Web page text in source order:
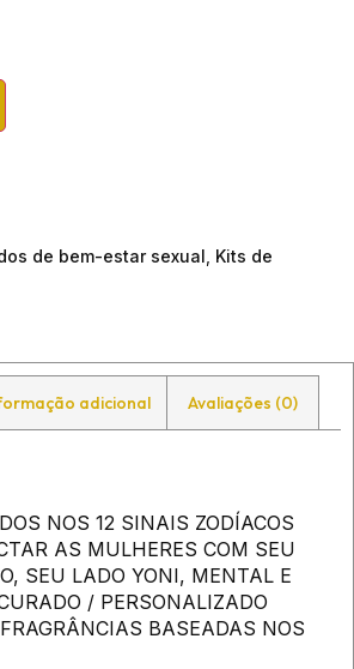
de bem-estar sexual Kits de
adicional Avaliações (0)
NOS 12 SINAIS ZODÍACOS
AS MULHERES COM SEU
SEU LADO YONI, MENTAL E
/ PERSONALIZADO
BASEADAS NOS